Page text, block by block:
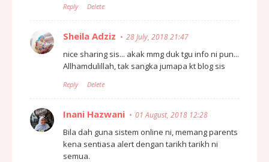
Reply Delete
Sheila Adziz 28 July, 2018 21:47
nice sharing sis... akak mmg duk tgu info ni pun...
Allhamdulillah, tak sangka jumapa kt blog sis
Reply Delete
Inani Hazwani 01 August, 2018 12:28
Bila dah guna sistem online ni, memang parents
kena sentiasa alert dengan tarikh tarikh ni
semua.